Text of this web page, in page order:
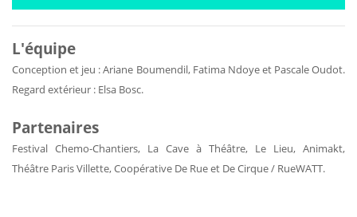
L'équipe
Conception et jeu : Ariane Boumendil, Fatima Ndoye et Pascale Oudot.
Regard extérieur : Elsa Bosc.
Partenaires
Festival Chemo-Chantiers, La Cave à Théâtre, Le Lieu, Animakt,
Théâtre Paris Villette, Coopérative De Rue et De Cirque / RueWATT.